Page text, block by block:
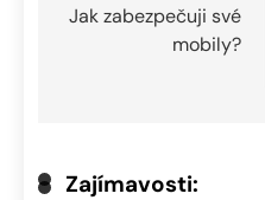
pro
příspěvek
Jak zabezpečuji své
mobily?
Zajímavosti: